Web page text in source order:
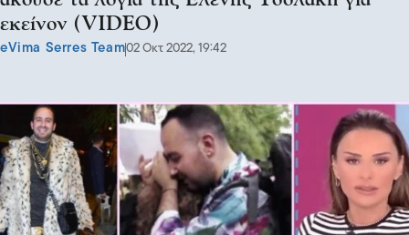
εκείνον (VIDEO)
eVima Serres Team02 Οκτ 2022, 19:42